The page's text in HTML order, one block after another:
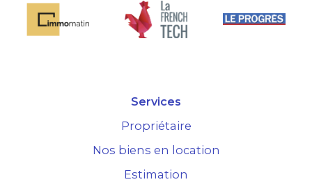
Services
Propriétaire
Nos biens en location
Estimation